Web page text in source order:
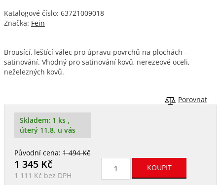
Katalogové číslo: 63721009018
Značka: Fein
Brousící, leštící válec pro úpravu povrchů na plochách -
satinování. Vhodný pro satinování kovů, nerezeové oceli,
neželezných kovů.
Porovnat
Skladem: 1 ks ,
úterý 11.8. u vás
Původní cena:1 494 Kč
1 345Kč
1 111 Kč bez DPH